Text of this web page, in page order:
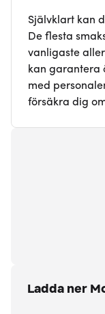
Självklart kan
De flesta
vanligaste
kan garantera
med
försäkra dig
Ladda ner